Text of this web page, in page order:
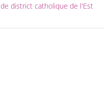
district catholique de l'Est